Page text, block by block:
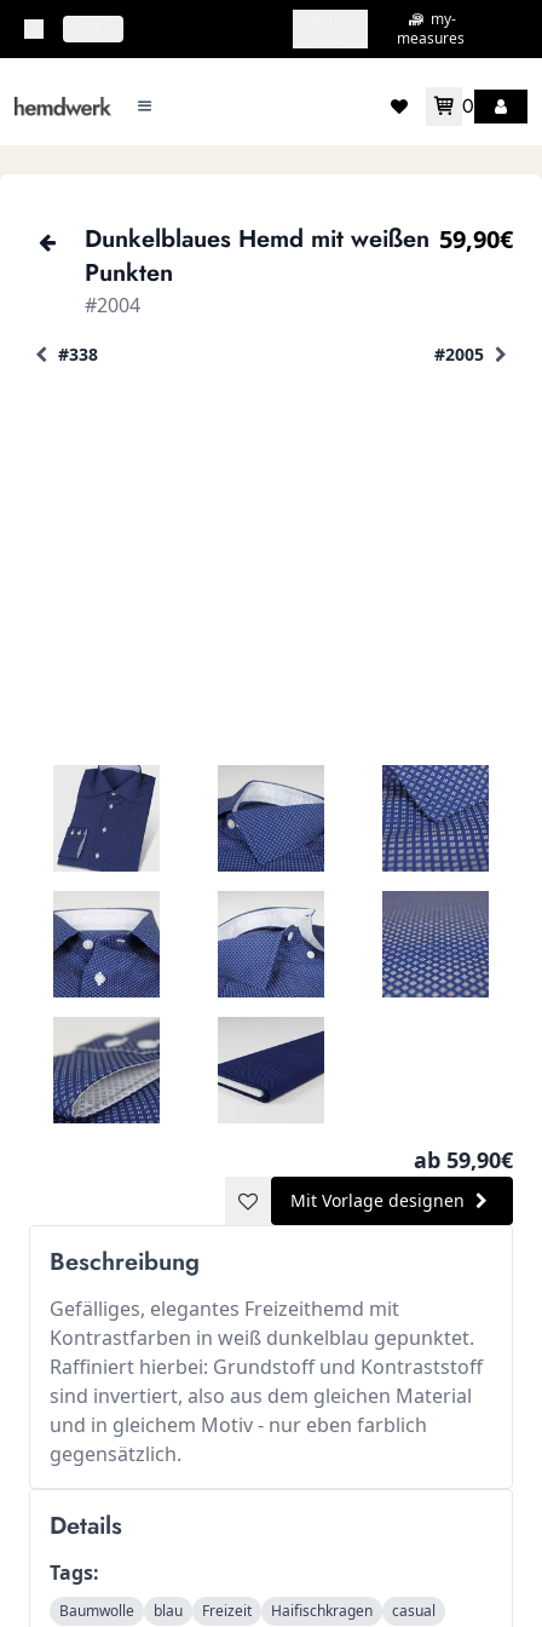
my-
measures
mainMenu.menu 0
Dunkelblaues Hemd mit weißen
Punkten
#2004
59,90€
#338 #2005
ab 59,90€
Mit Vorlage designen
Beschreibung
Gefälliges, elegantes Freizeithemd mit
Kontrastfarben in weiß dunkelblau gepunktet.
Raffiniert hierbei: Grundstoff und Kontraststoff
sind invertiert, also aus dem gleichen Material
und in gleichem Motiv - nur eben farblich
gegensätzlich.
Details
Tags:
Baumwolle blau Freizeit Haifischkragen casual